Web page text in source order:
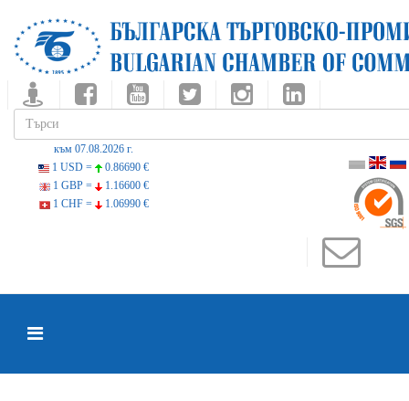
към 07.08.2026 г.
1 USD =
0.86690 €
1 GBP =
1.16600 €
1 CHF =
1.06990 €